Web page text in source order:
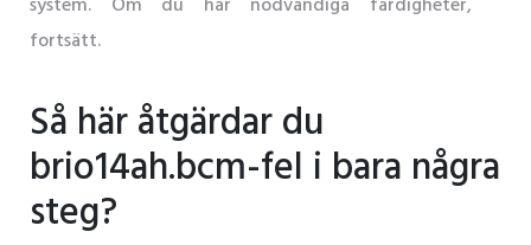
fortsätt.
Så här åtgärdar du
brio14ah.bcm-fel i bara några
steg?